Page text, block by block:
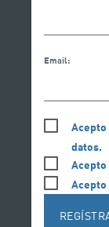
Email:
Acepto
datos.
Acepto